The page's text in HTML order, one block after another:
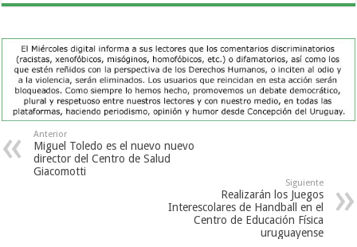
Anterior
Miguel Toledo es el nuevo nuevo
director del Centro de Salud
Giacomotti
Siguiente
Realizarán los Juegos
Interescolares de Handball en el
Centro de Educación Física
uruguayense